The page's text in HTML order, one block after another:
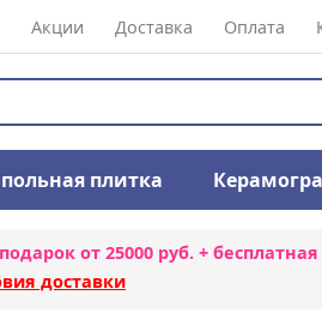
Акции Доставка Оплата
плитка
от 25000 руб. +
доставки